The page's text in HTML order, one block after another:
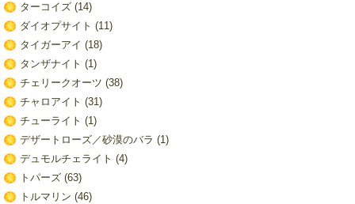
ターコイズ(14)
ダイオプサイト (11)
タイガーアイ (18)
タンザナイト (1)
チェリークオーツ (38)
チャロアイト (31)
チューライト (1)
デザートローズ／砂漠のバラ (1)
デュモルチェライト (4)
トパーズ(63)
トルマリン (46)